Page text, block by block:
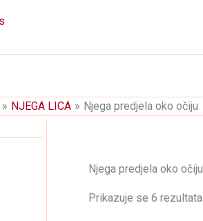
NJEGA LICA Njega predjela oko očiju
Njega predjela oko očiju
Prikazuje se 6 rezultata